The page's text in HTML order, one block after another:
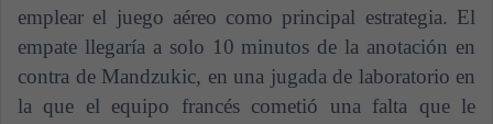
emplear el juego aéreo como principal estrategia. El
empate llegaría a solo 10 minutos de la anotación en
contra de Mandzukic, en una jugada de laboratorio en
la que el equipo francés cometió una falta que le